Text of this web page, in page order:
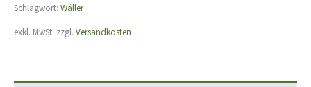
Schlagwort: Wäller
exkl. MwSt. zzgl. Versandkosten